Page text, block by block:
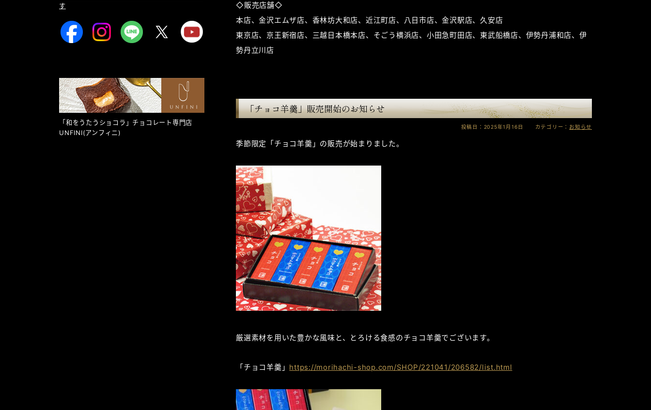
す
「和をうたうショコラ」チョコレート専門店
UNFINI(アンフィニ)
◇販売店舗◇
本店、金沢エムザ店、香林坊大和店、近江町店、八日市店、金沢駅店、久安店
東京店、京王新宿店、三越日本橋本店、そごう横浜店、小田急町田店、東武船橋店、伊勢丹浦和店、伊
勢丹立川店
「チョコ羊羹」販売開始のお知らせ
投稿日：2025年1月16日 カテゴリー： お知らせ
季節限定「チョコ羊羹」の販売が始まりました。
厳選素材を用いた豊かな風味と、とろける食感のチョコ羊羹でございます。
「チョコ羊羹」 https://morihachi-shop.com/SHOP/221041/206582/list.html